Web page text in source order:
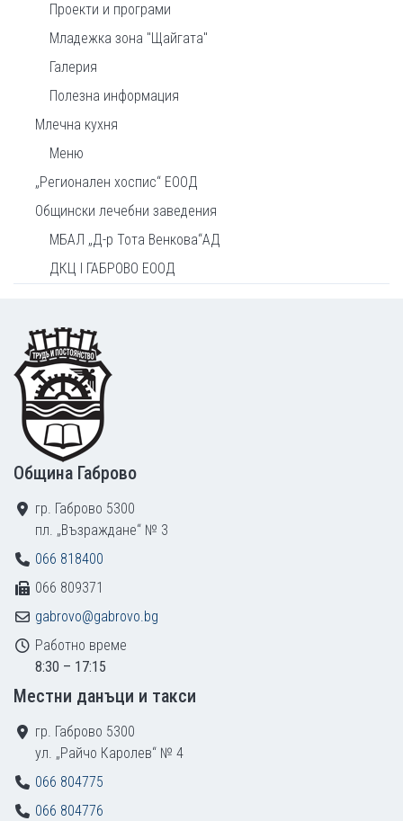
Проекти и програми
Младежка зона "Щайгата"
Галерия
Полезна информация
Млечна кухня
Меню
„Регионален хоспис“ ЕООД
Общински лечебни заведения
МБАЛ „Д-р Тота Венкова“АД
ДКЦ I ГАБРОВО ЕООД
Footer
Община Габрово
гр. Габрово 5300
пл. „Възраждане“ № 3
066 818400
066 809371
gabrovo@gabrovo.bg
Работно време
8:30 – 17:15
Местни данъци и такси
гр. Габрово 5300
ул. „Райчо Каролев“ № 4
066 804775
066 804776